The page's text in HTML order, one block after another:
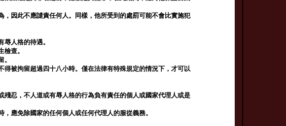
，因此不應譴責任何人。同樣，他所受到的處罰可能不會比實施犯
人格的待遇。
查。
被拘留超過四十八小時。僅在法律有特殊規定的情況下，才可以
殘忍，不人道或有辱人格的行為負有責任的個人或國家代理人或是
應免除國家的任何個人或任何代理人的服從義務。